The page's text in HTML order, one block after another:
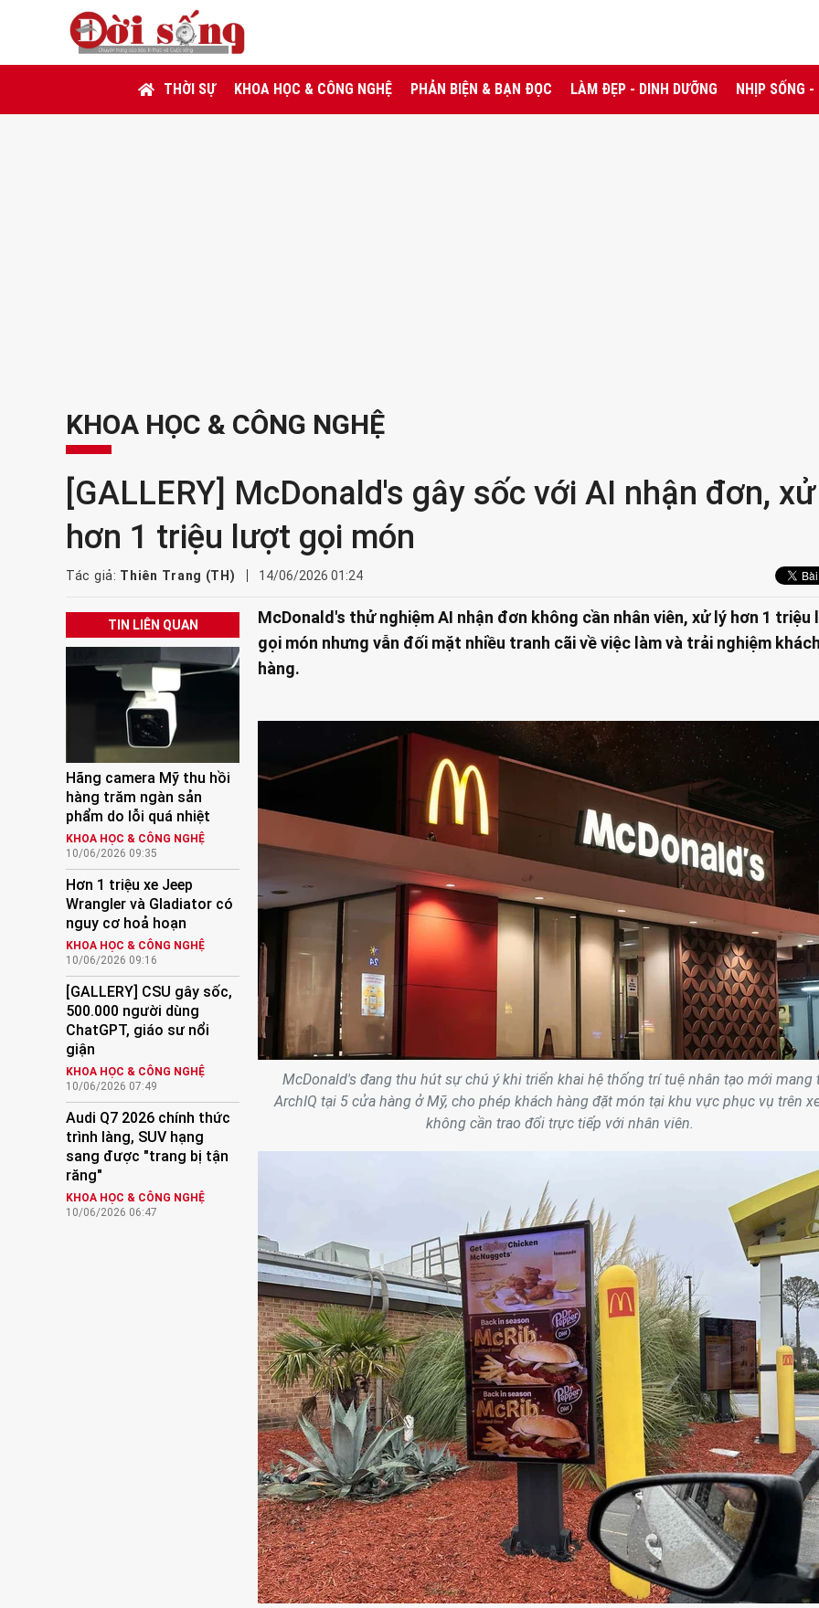
THỜI SỰ KHOA HỌC & CÔNG NGHỆ PHẢN BIỆN & BẠN ĐỌC LÀM ĐẸP - DINH DƯỠNG NHỊP SỐNG
KHOA HỌC & CÔNG NGHỆ
[GALLERY] McDonald's gây sốc với AI nhận đơn,
hơn 1 triệu lượt gọi món
Tác giả: Thiên Trang (TH) 14/06/2026 01:24
TIN LIÊN QUAN
Hãng camera Mỹ thu hồi
hàng trăm ngàn sản
phẩm do lỗi quá nhiệt
KHOA HỌC & CÔNG NGHỆ
10/06/2026 09:35
Hơn 1 triệu xe Jeep
Wrangler và Gladiator có
nguy cơ hoả hoạn
KHOA HỌC & CÔNG NGHỆ
10/06/2026 09:16
[GALLERY] CSU gây sốc,
500.000 người dùng
ChatGPT, giáo sư nổi
giận
KHOA HỌC & CÔNG NGHỆ
10/06/2026 07:49
Audi Q7 2026 chính thức
trình làng, SUV hạng
sang được "trang bị tận
răng"
KHOA HỌC & CÔNG NGHỆ
10/06/2026 06:47
McDonald's thử nghiệm AI nhận đơn không cần nhân viên, xử lý hơn 1 triệu
gọi món nhưng vẫn đối mặt nhiều tranh cãi về việc làm và trải nghiệm
hàng.
McDonald's đang thu hút sự chú ý khi triển khai hệ thống trí tuệ nhân tạo mới mang
ArchIQ tại 5 cửa hàng ở Mỹ, cho phép khách hàng đặt món tại khu vực phục vụ trên
không cần trao đổi trực tiếp với nhân viên.